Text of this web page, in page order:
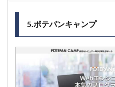
5.ポテパンキャンプ